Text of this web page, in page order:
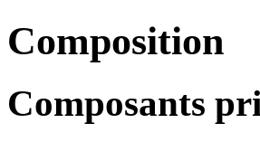
Composition
Composants